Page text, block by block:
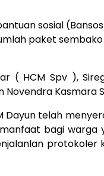
sosial
paket
( HCM Spv ),
Kasmara
Dayun telah
bagi warga
protokoler